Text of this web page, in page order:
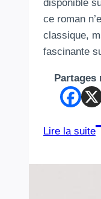
disponible
ce roman
classique,
fascinante
Partages
Lire la suite